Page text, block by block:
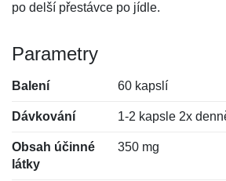
po delší přestávce po jídle.
Parametry
Balení 60 kapslí
Dávkování 1-2 kapsle 2x
Obsah účinné
látky
350 mg